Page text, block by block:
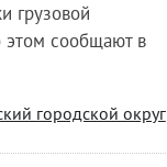
грузовой
этом сообщают в
городской округ